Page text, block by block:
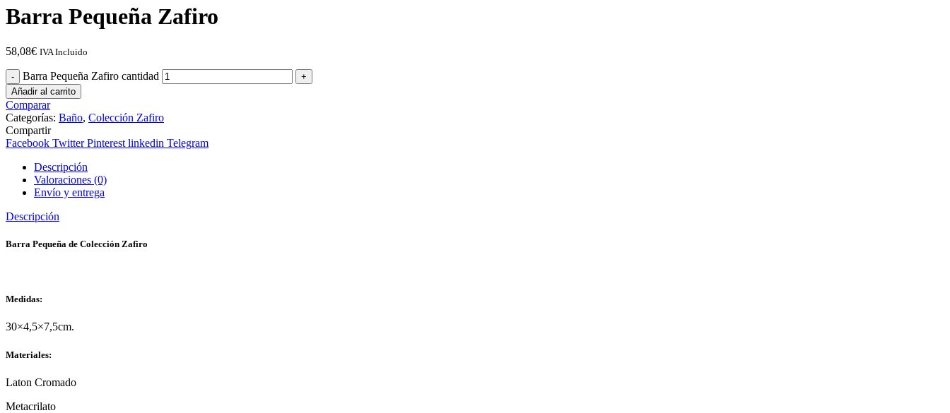
Barra Pequeña Zafiro
58,08€ IVA Incluido
Barra Pequeña Zafiro cantidad
Añadir al carrito
Comparar
Categorías: Baño, Colección Zafiro
Compartir
Facebook Twitter Pinterest linkedin Telegram
Descripción
Valoraciones (0)
Envío y entrega
Descripción
Barra Pequeña de Colección Zafiro
Medidas:
30×4,5×7,5cm.
Materiales:
Laton Cromado
Metacrilato